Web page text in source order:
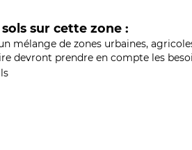
sur cette zone :
mélange de zones urbaines,
devront prendre en compte les